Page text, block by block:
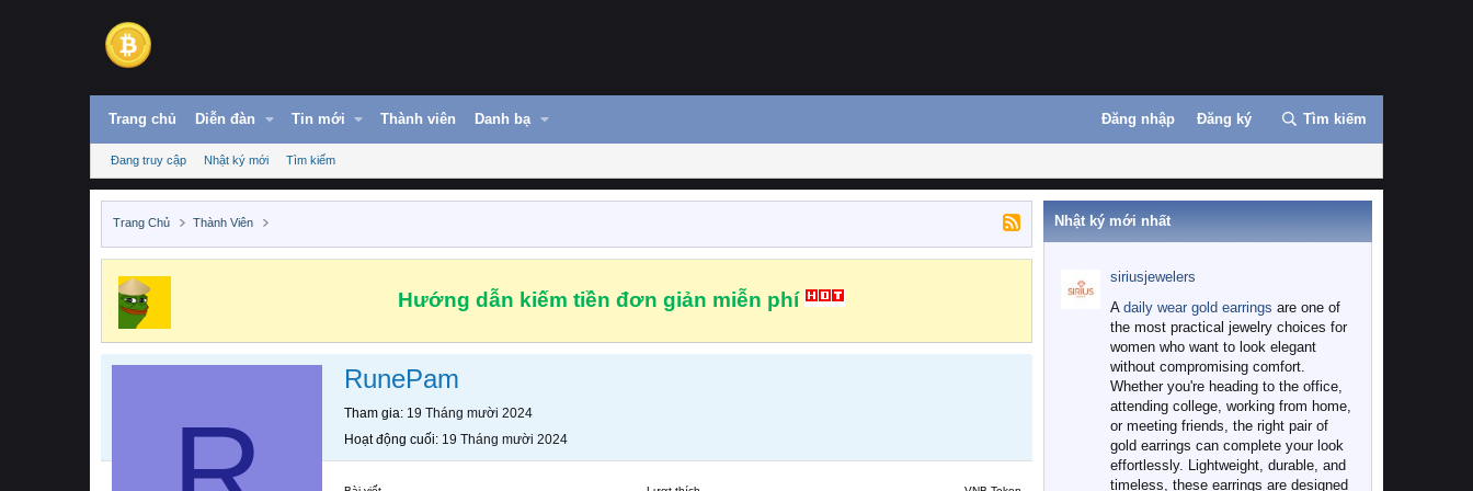
Trang chủ Diễn đàn Tin mới Thành viên Danh bạ Đăng nhập Đăng ký Tìm kiếm
Đang truy cập Nhật ký mới Tìm kiếm
Trang Chủ Thành Viên
Hướng dẫn kiếm tiền đơn giản miễn phí
RunePam
Tham gia 19 Tháng mười 2024
Hoạt động cuối 19 Tháng mười 2024
Nhật ký mới nhất
siriusjewelers
A daily wear gold earrings are one of
the most practical jewelry choices for
women who want to look elegant
without compromising comfort.
Whether you're heading to the office,
attending college, working from home,
or meeting friends, the right pair of
gold earrings can complete your look
effortlessly. Lightweight, durable, and
timeless, these earrings are designed